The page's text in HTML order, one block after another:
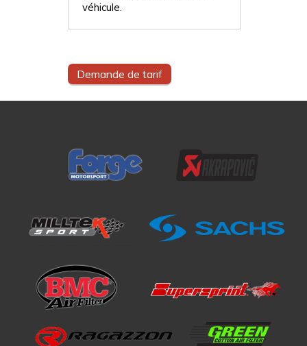
véhicule.
Demande de tarif